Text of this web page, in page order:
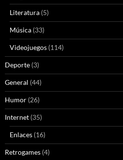
Literatura (5)
Música (33)
Videojuegos (114)
Deporte (3)
General (44)
Humor (26)
Internet (35)
Enlaces (16)
Retrogames (4)